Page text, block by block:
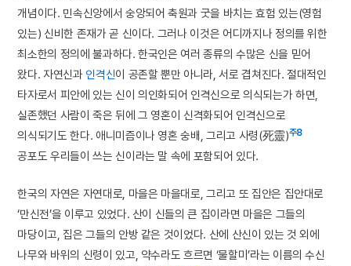
개념이다. 민속신앙에서 숭앙되어 축원과 굿을 바치는 효험 있는(영험
있는) 신비한 존재가 곧 신이다. 그러나 이것은 어디까지나 정의를 위한
최소한의 정의에 불과하다. 한국인은 여러 종류의 수많은 신을 믿어
왔다. 자연신과 인격신이 공존할 뿐만 아니라, 서로 겹쳐진다. 절대적인
타자로서 피안에 있는 신이 의인화되어 인격신으로 의식되는가 하면,
실존했던 사람이 죽은 뒤에 그 영혼이 신격화되어 인격신으로
의식되기도 한다. 애니미즘이나 영혼 숭배, 그리고 사령(死靈)주8
공포도 우리들이 쓰는 신이라는 말 속에 포함되어 있다.
한국의 자연은 자연대로, 마을은 마을대로, 그리고 또 집안은 집안대로
‘만신전’을 이루고 있었다. 산이 신들의 큰 집이라면 마을은 그들의
마당이고, 집은 그들의 안방 같은 것이었다. 산에 산신이 있는 것 외에
나무와 바위의 신령이 있고, 약수라도 흐르면 ‘물할미’라는 이름의 수신